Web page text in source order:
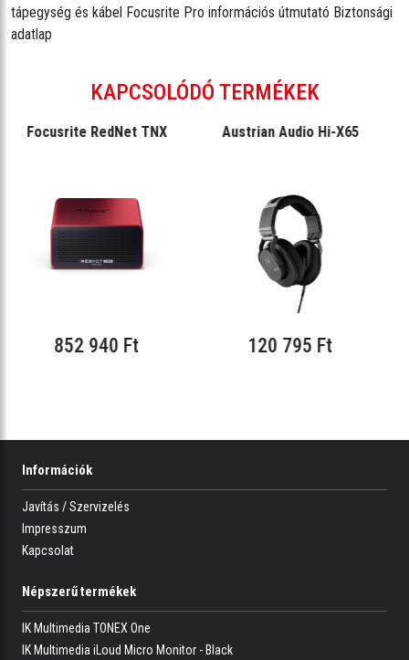
tápegység és kábel Focusrite Pro információs útmutató Biztonsági
adatlap
KAPCSOLÓDÓ TERMÉKEK
Focusrite RedNet TNX
852 940 Ft
Austrian Audio Hi-X65
120 795 Ft
Információk
Javítás / Szervizelés
Impresszum
Kapcsolat
Népszerű termékek
IK Multimedia TONEX One
IK Multimedia iLoud Micro Monitor - Black